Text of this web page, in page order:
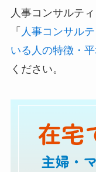
人事コンサルテ
「 人事コンサル
いる人の特徴・
ください。